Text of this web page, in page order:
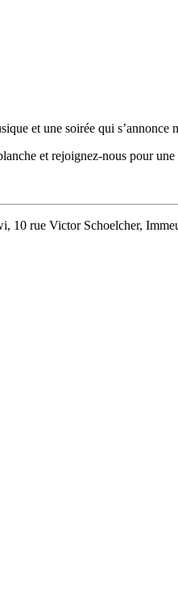
et une soirée qui s’annonce
et rejoignez-nous pour
10 rue Victor Schoelcher,